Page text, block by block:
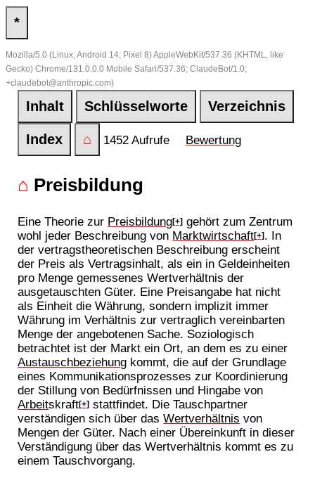
*
Mozilla/5.0 (Linux; Android 14; Pixel 8) AppleWebKit/537.36 (KHTML, like
Gecko) Chrome/131.0.0.0 Mobile Safari/537.36; ClaudeBot/1.0;
+claudebot@anthropic.com)
Inhalt Schlüsselworte Verzeichnis
Index ⌂ 1452 Aufrufe Bewertung
⌂ Preisbildung
Eine Theorie zur Preisbildung[+] gehört zum Zentrum
wohl jeder Beschreibung von Marktwirtschaft[+]. In
der vertragstheoretischen Beschreibung erscheint
der Preis als Vertragsinhalt, als ein in Geldeinheiten
pro Menge gemessenes Wertverhältnis der
ausgetauschten Güter. Eine Preisangabe hat nicht
als Einheit die Währung, sondern implizit immer
Währung im Verhältnis zur vertraglich vereinbarten
Menge der angebotenen Sache. Soziologisch
betrachtet ist der Markt ein Ort, an dem es zu einer
Austauschbeziehung kommt, die auf der Grundlage
eines Kommunikationsprozesses zur Koordinierung
der Stillung von Bedürfnissen und Hingabe von
Arbeitskraft[+] stattfindet. Die Tauschpartner
verständigen sich über dasWertverhältnis von
Mengen der Güter. Nach einer Übereinkunft in dieser
Verständigung über das Wertverhältnis kommt es zu
einem Tauschvorgang.